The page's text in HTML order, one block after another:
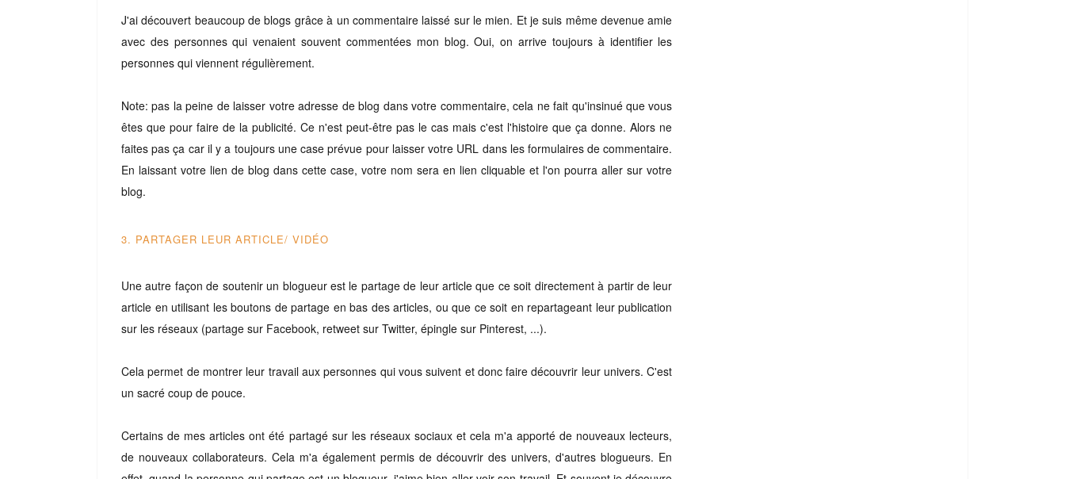
J'ai découvert beaucoup de blogs grâce à un commentaire laissé sur le mien. Et je suis même devenue amie
avec des personnes qui venaient souvent commentées mon blog. Oui, on arrive toujours à identifier les
personnes qui viennent régulièrement.
Note: pas la peine de laisser votre adresse de blog dans votre commentaire, cela ne fait qu'insinué que vous
êtes que pour faire de la publicité. Ce n'est peut-être pas le cas mais c'est l'histoire que ça donne. Alors ne
faites pas ça car il y a toujours une case prévue pour laisser votre URL dans les formulaires de commentaire.
En laissant votre lien de blog dans cette case, votre nom sera en lien cliquable et l'on pourra aller sur votre
blog.
3. PARTAGER LEUR ARTICLE/ VIDÉO
Une autre façon de soutenir un blogueur est le partage de leur article que ce soit directement à partir de leur
article en utilisant les boutons de partage en bas des articles, ou que ce soit en repartageant leur publication
sur les réseaux (partage sur Facebook, retweet sur Twitter, épingle sur Pinterest, ...).
Cela permet de montrer leur travail aux personnes qui vous suivent et donc faire découvrir leur univers. C'est
un sacré coup de pouce.
Certains de mes articles ont été partagé sur les réseaux sociaux et cela m'a apporté de nouveaux lecteurs,
de nouveaux collaborateurs. Cela m'a également permis de découvrir des univers, d'autres blogueurs. En